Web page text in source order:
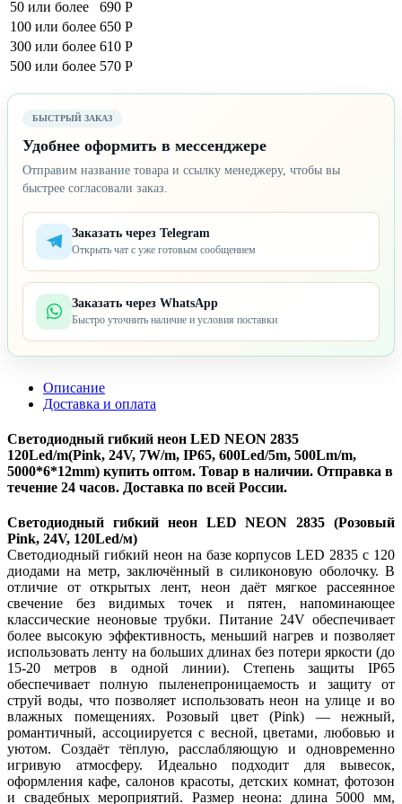
50 или более
690 Р
100 или более 650 Р
300 или более 610 Р
500 или более 570 Р
БЫСТРЫЙ ЗАКАЗ
Удобнее оформить в мессенджере
Отправим название товара и ссылку менеджеру, чтобы вы
быстрее согласовали заказ.
Заказать через Telegram
Открыть чат с уже готовым сообщением
Заказать через WhatsApp
Быстро уточнить наличие и условия поставки
Описание
Доставка и оплата
Светодиодный гибкий неон LED NEON 2835
120Led/m(Pink, 24V, 7W/m, IP65, 600Led/5m, 500Lm/m,
5000*6*12mm) купить оптом. Товар в наличии. Отправка в
течение 24 часов. Доставка по всей России.
Светодиодный гибкий неон LED NEON 2835 (Розовый
Pink, 24V, 120Led/м)
Светодиодный гибкий неон на базе корпусов LED 2835 с 120
диодами на метр, заключённый в силиконовую оболочку. В
отличие от открытых лент, неон даёт мягкое рассеянное
свечение без видимых точек и пятен, напоминающее
классические неоновые трубки. Питание 24V обеспечивает
более высокую эффективность, меньший нагрев и позволяет
использовать ленту на больших длинах без потери яркости (до
15-20 метров в одной линии). Степень защиты IP65
обеспечивает полную пыленепроницаемость и защиту от
струй воды, что позволяет использовать неон на улице и во
влажных помещениях. Розовый цвет (Pink) — нежный,
романтичный, ассоциируется с весной, цветами, любовью и
уютом. Создаёт тёплую, расслабляющую и одновременно
игривую атмосферу. Идеально подходит для вывесок,
оформления кафе, салонов красоты, детских комнат, фотозон
и свадебных мероприятий. Размер неона: длина 5000 мм,